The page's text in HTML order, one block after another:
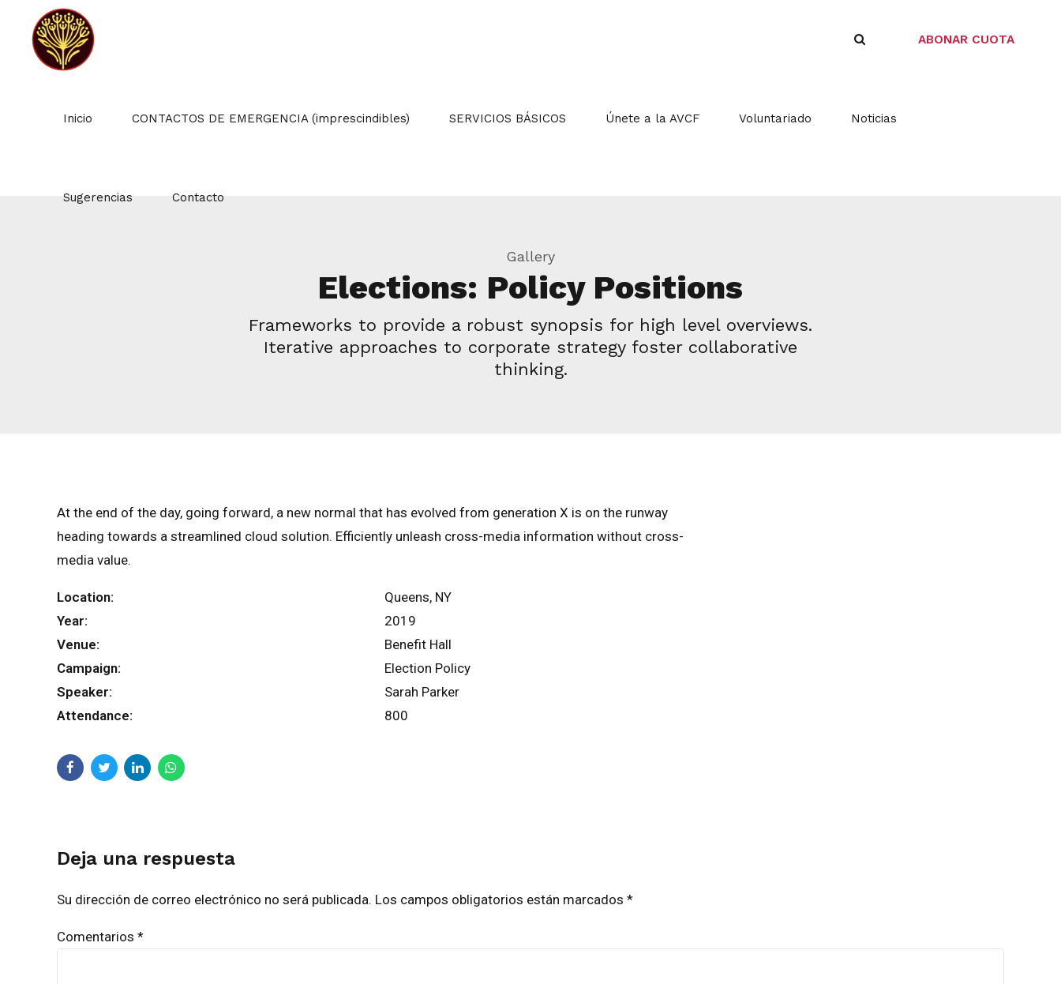
ABONAR CUOTA
Inicio CONTACTOS DE EMERGENCIA (imprescindibles) SERVICIOS BÁSICOS Únete a la AVCF Voluntariado Noticias
Sugerencias Contacto
Gallery
Elections: Policy Positions
Frameworks to provide a robust synopsis for high level overviews.
Iterative approaches to corporate strategy foster collaborative
thinking.
At the end of the day, going forward, a new normal that has evolved from generation X is on the runway
heading towards a streamlined cloud solution. Efficiently unleash cross-media information without cross-
media value.
Location:
Queens, NY
Year:
2019
Venue:
Benefit Hall
Campaign:
Election Policy
Speaker:
Sarah Parker
Attendance:
800
Deja una respuesta
Su dirección de correo electrónico no será publicada. Los campos obligatorios están marcados *
Comentarios *